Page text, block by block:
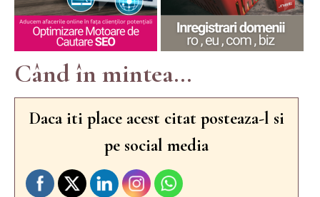
Când în mintea...
Daca iti place acest citat posteaza-l si
pe social media